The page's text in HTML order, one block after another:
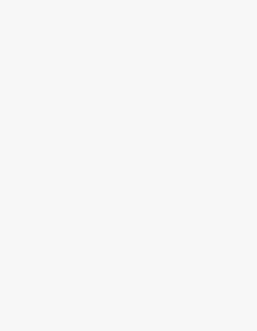
capacitatea
Manifestările generale
include: amnezii
(sentimentul de
sau de
factorilor
psihică personală și
înnăscută sau
stres și traume psihice
–